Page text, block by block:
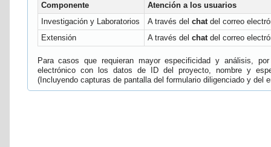
Componente
Atención a los usuarios
Investigación y Laboratorios
A través del chatdel correo
Extensión
A través del chatdel correo
Para casos que requieran mayor especificidad y análisis,
electrónico con los datos de ID del proyecto, nombre y
(Incluyendo capturas de pantalla del formulario diligenciado y del